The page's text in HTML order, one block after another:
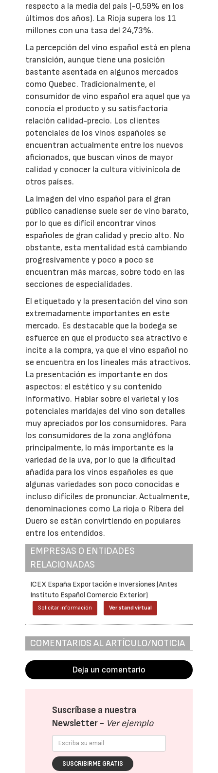
respecto a la media del país (-0,59% en los
últimos dos años). La Rioja supera los 11
millones con una tasa del 24,73%.
La percepción del vino español está en plena
transición, aunque tiene una posición
bastante asentada en algunos mercados
como Quebec. Tradicionalmente, el
consumidor de vino español era aquel que ya
conocía el producto y su satisfactoria
relación calidad-precio. Los clientes
potenciales de los vinos españoles se
encuentran actualmente entre los nuevos
aficionados, que buscan vinos de mayor
calidad y conocer la cultura vitivinícola de
otros países.
La imagen del vino español para el gran
público canadiense suele ser de vino barato,
por lo que es difícil encontrar vinos
españoles de gran calidad y precio alto. No
obstante, esta mentalidad está cambiando
progresivamente y poco a poco se
encuentran más marcas, sobre todo en las
secciones de especialidades.
El etiquetado y la presentación del vino son
extremadamente importantes en este
mercado. Es destacable que la bodega se
esfuerce en que el producto sea atractivo e
incite a la compra, ya que el vino español no
se encuentra en los lineales más atractivos.
La presentación es importante en dos
aspectos: el estético y su contenido
informativo. Hablar sobre el varietal y los
potenciales maridajes del vino son detalles
muy apreciados por los consumidores. Para
los consumidores de la zona anglófona
principalmente, lo más importante es la
variedad de la uva, por lo que la dificultad
añadida para los vinos españoles es que
algunas variedades son poco conocidas e
incluso difíciles de pronunciar. Actualmente,
denominaciones como La rioja o Ribera del
Duero se están convirtiendo en populares
entre los entendidos.
EMPRESAS O ENTIDADES
RELACIONADAS
ICEX España Exportación e Inversiones (Antes
Instituto Español Comercio Exterior)
Solicitar información Ver stand virtual
COMENTARIOS AL ARTÍCULO/NOTICIA
Deja un comentario
Suscríbase a nuestra
Newsletter - Ver ejemplo
SUSCRIBIRME GRATIS